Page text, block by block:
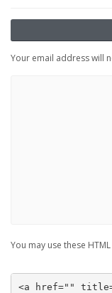
Your email address will
You may use these
<a href=""